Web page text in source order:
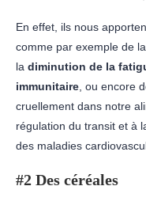
En effet, ils nous
comme par exemple de la
la diminution de la
immunitaire , ou encore
cruellement dans notre
régulation du transit et à
des maladies
#2 Des céréales